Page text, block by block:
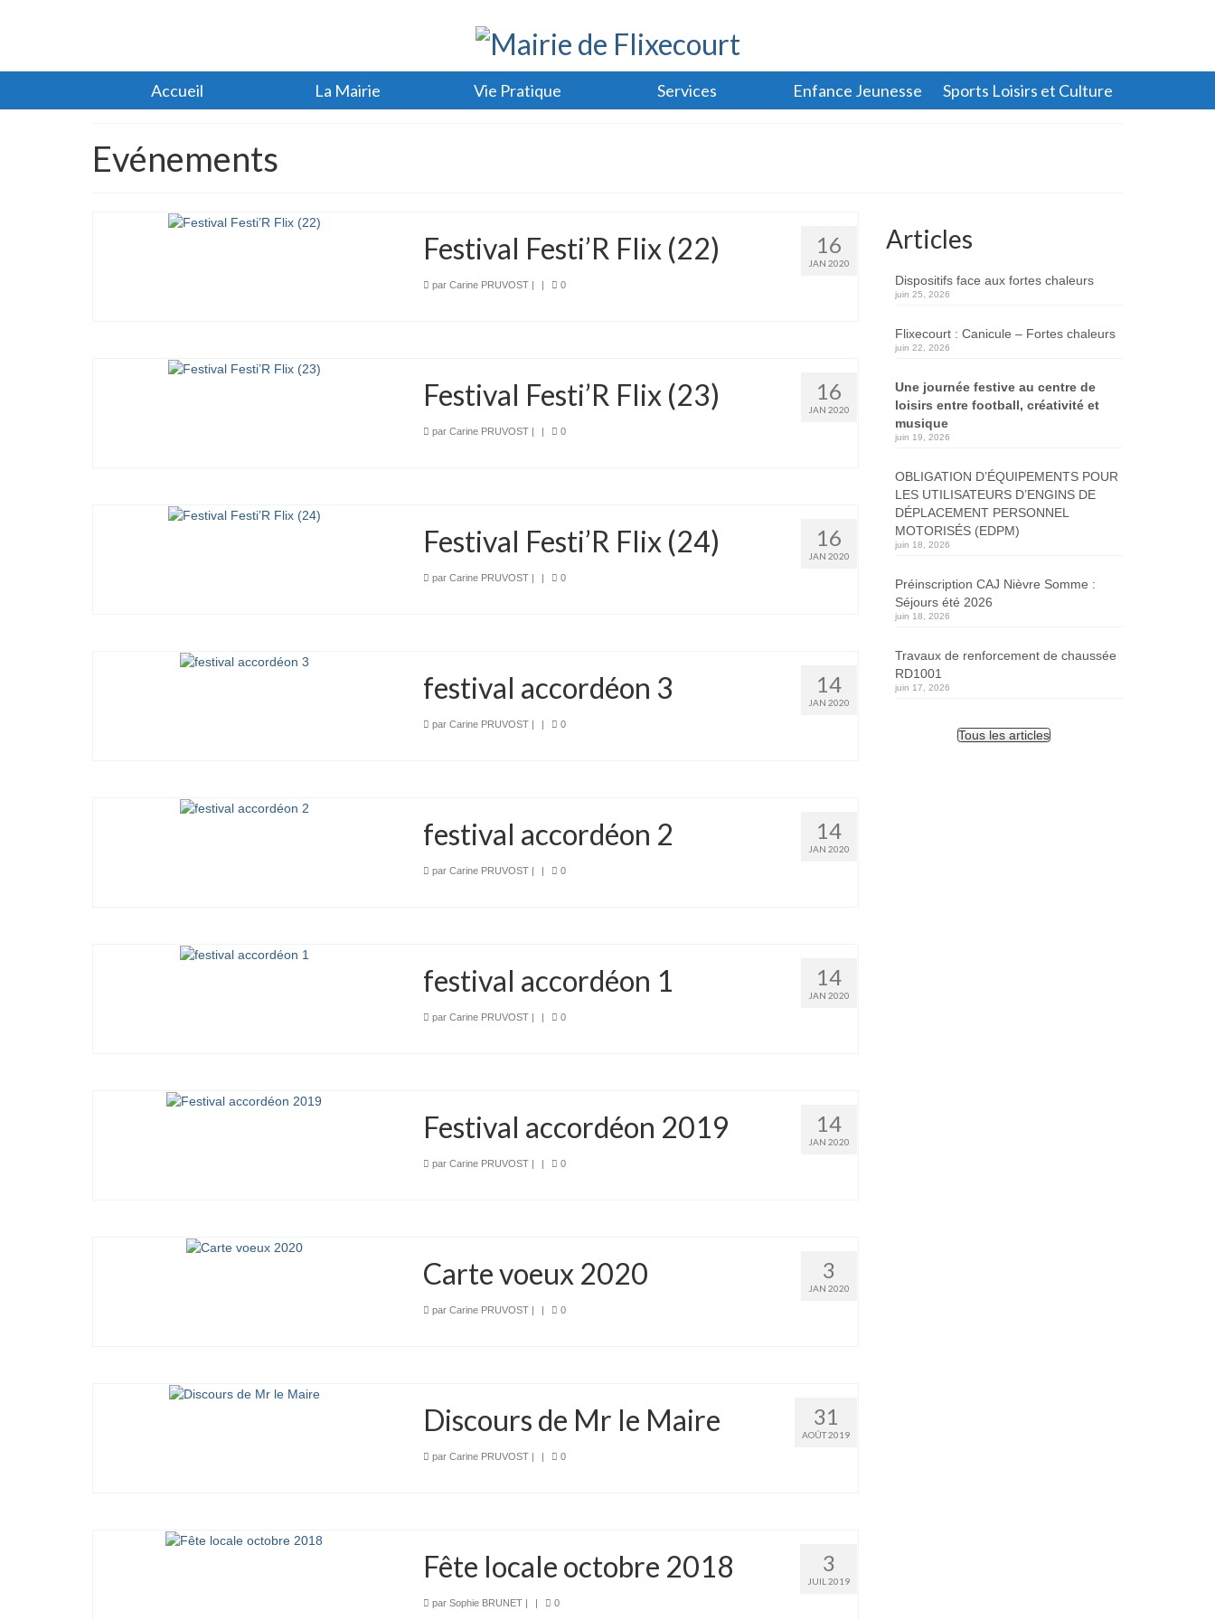
Accueil La Mairie Vie Pratique Services Enfance Jeunesse Sports Loisirs et Culture
Evénements
16
JAN 2020
Festival Festi’R Flix (22)
par Carine PRUVOST| | 0
16
JAN 2020
Festival Festi’R Flix (23)
par Carine PRUVOST| | 0
16
JAN 2020
Festival Festi’R Flix (24)
par Carine PRUVOST| | 0
14
JAN 2020
festival accordéon 3
par Carine PRUVOST| | 0
14
JAN 2020
festival accordéon 2
par Carine PRUVOST| | 0
14
JAN 2020
festival accordéon 1
par Carine PRUVOST| | 0
14
JAN 2020
Festival accordéon 2019
par Carine PRUVOST| | 0
3
JAN 2020
Carte voeux 2020
par Carine PRUVOST| | 0
31
AOÛT 2019
Discours de Mr le Maire
par Carine PRUVOST| | 0
3
JUIL 2019
Fête locale octobre 2018
par Sophie BRUNET| | 0
Articles
Dispositifs face aux fortes chaleurs
juin 25, 2026
Flixecourt : Canicule – Fortes chaleurs
juin 22, 2026
Une journée festive au centre de
loisirs entre football, créativité et
musique
juin 19, 2026
OBLIGATION D’ÉQUIPEMENTS POUR
LES UTILISATEURS D’ENGINS DE
DÉPLACEMENT PERSONNEL
MOTORISÉS (EDPM)
juin 18, 2026
Préinscription CAJ Nièvre Somme :
Séjours été 2026
juin 18, 2026
Travaux de renforcement de chaussée
RD1001
juin 17, 2026
Tous les articles